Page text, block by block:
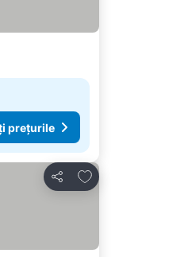
prețurile
Distribuiți
Adăugaţi la favorite